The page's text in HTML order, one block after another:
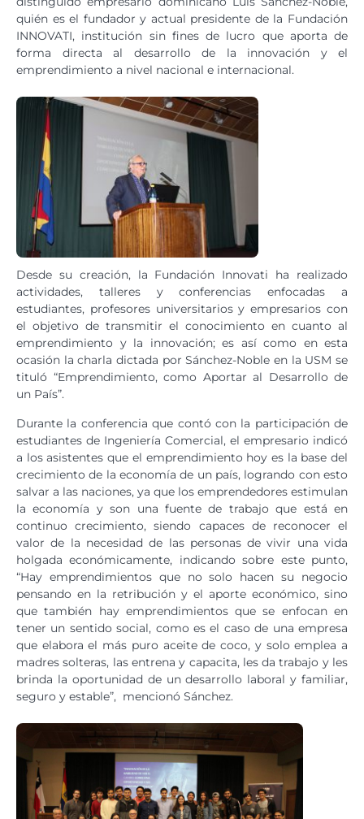
quién es el fundador y actual presidente de la Fundación
INNOVATI, institución sin fines de lucro que aporta de
forma directa al desarrollo de la innovación y el
emprendimiento a nivel nacional e internacional.
Desde su creación, la Fundación Innovati ha realizado
actividades, talleres y conferencias enfocadas a
estudiantes, profesores universitarios y empresarios con
el objetivo de transmitir el conocimiento en cuanto al
emprendimiento y la innovación; es así como en esta
ocasión la charla dictada por Sánchez-Noble en la USM se
tituló “Emprendimiento, como Aportar al Desarrollo de
un País”.
Durante la conferencia que contó con la participación de
estudiantes de Ingeniería Comercial, el empresario indicó
a los asistentes que el emprendimiento hoy es la base del
crecimiento de la economía de un país, logrando con esto
salvar a las naciones, ya que los emprendedores estimulan
la economía y son una fuente de trabajo que está en
continuo crecimiento, siendo capaces de reconocer el
valor de la necesidad de las personas de vivir una vida
holgada económicamente, indicando sobre este punto,
“Hay emprendimientos que no solo hacen su negocio
pensando en la retribución y el aporte económico, sino
que también hay emprendimientos que se enfocan en
tener un sentido social, como es el caso de una empresa
que elabora el más puro aceite de coco, y solo emplea a
madres solteras, las entrena y capacita, les da trabajo y les
brinda la oportunidad de un desarrollo laboral y familiar,
seguro y estable”, mencionó Sánchez.